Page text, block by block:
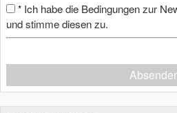
* Ich habe die Bedingungen zur
und stimme diesen zu.